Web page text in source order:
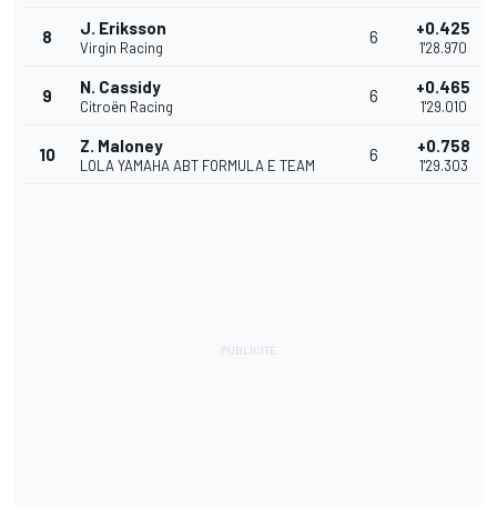
8 J. Eriksson
Virgin Racing
6 +0.425
1'28.970
9 N. Cassidy
Citroën Racing
6 +0.465
1'29.010
10 Z. Maloney
LOLA YAMAHA ABT FORMULA E TEAM
6 +0.758
1'29.303